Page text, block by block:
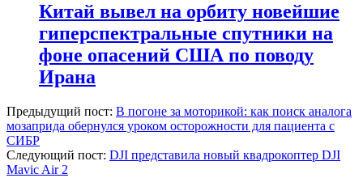
Китай вывел на орбиту новейшие
гиперспектральные спутники на
фоне опасений США по поводу
Ирана
Предыдущий пост: В погоне за моторикой: как поиск аналога
мозаприда обернулся уроком осторожности для пациента с
СИБР
Следующий пост: DJI представила новый квадрокоптер DJI
Mavic Air 2